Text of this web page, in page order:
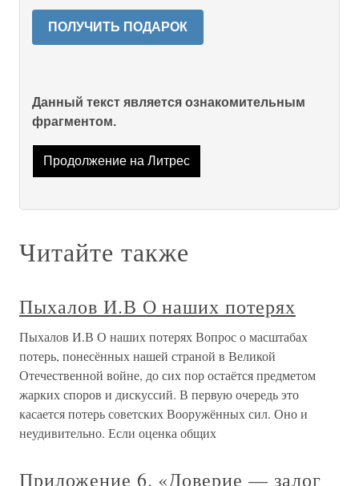
ПОЛУЧИТЬ ПОДАРОК
Данный текст является ознакомительным
фрагментом.
Продолжение на Литрес
Читайте также
Пыхалов И.В О наших потерях
Пыхалов И.В О наших потерях Вопрос о масштабах
потерь, понесённых нашей страной в Великой
Отечественной войне, до сих пор остаётся предметом
жарких споров и дискуссий. В первую очередь это
касается потерь советских Вооружённых сил. Оно и
неудивительно. Если оценка общих
Приложение 6. «Доверие — залог